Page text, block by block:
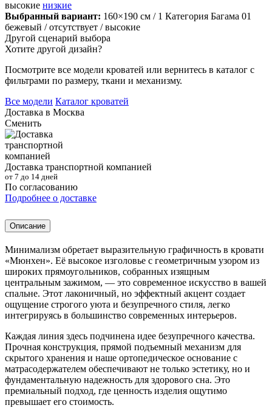
высокие низкие
Выбранный вариант: 160×190 см / 1 Категория Багама 01
бежевый / отсутствует / высокие
Другой сценарий выбора
Хотите другой дизайн?
Посмотрите все модели кроватей или вернитесь в каталог с
фильтрами по размеру, ткани и механизму.
Все модели Каталог кроватей
Доставка в Москва
Сменить
Доставка транспортной компанией
от 7 до 14 дней
По согласованию
Подробнее о доставке
Описание
Минимализм обретает выразительную графичность в кровати
«Мюнхен». Её высокое изголовье с геометричным узором из
широких прямоугольников, собранных изящным
центральным зажимом, — это современное искусство в вашей
спальне. Этот лаконичный, но эффектный акцент создает
ощущение строгого уюта и безупречного стиля, легко
интегрируясь в большинство современных интерьеров.
Каждая линия здесь подчинена идее безупречного качества.
Прочная конструкция, прямой подъемный механизм для
скрытого хранения и наше ортопедическое основание с
матрасодержателем обеспечивают не только эстетику, но и
фундаментальную надежность для здорового сна. Это
премиальный подход, где ценность изделия ощутимо
превышает его стоимость.